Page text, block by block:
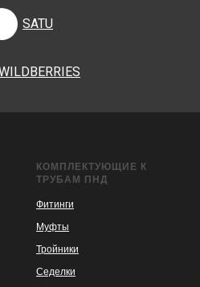
SATU
КОМПЛЕКТУЮЩИЕ К
ТРУБАМ ПНД
Фитинги
Муфты
Тройники
Седелки